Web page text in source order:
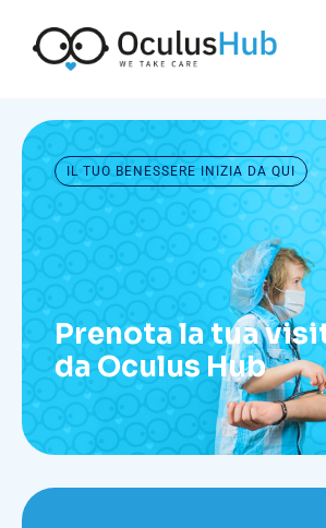
IL TUO BENESSERE INIZIA DA QUI
Prenota la tua
da Oculus Hub